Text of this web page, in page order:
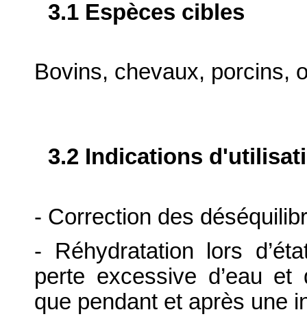
3.1 Espèces cibles
Bovins, chevaux, porcins,
3.2 Indications
- Correction des
- Réhydratation lors
perte excessive d’eau et
que pendant et après une